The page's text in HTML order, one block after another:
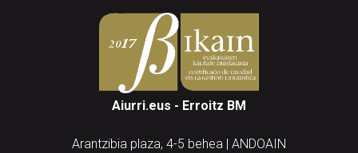
Aiurri.eus - Erroitz BM
Arantzibia plaza, 4-5 behea | ANDOAIN